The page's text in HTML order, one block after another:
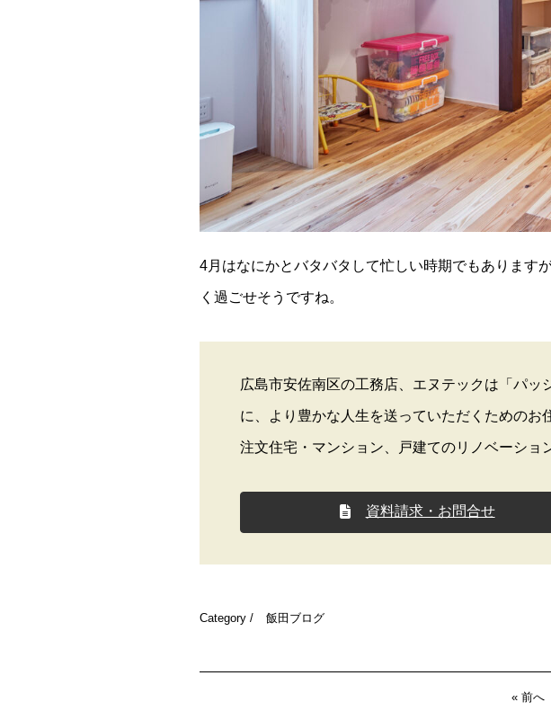
4月はなにかとバタバタして忙しい時期でもあります
く過ごせそうですね。
広島市安佐南区の工務店、エヌテックは「パ
に、より豊かな人生を送っていただくためのお
注文住宅・マンション、戸建てのリノベーショ
資料請求・お問合せ
Category / 飯田ブログ
« 前へ